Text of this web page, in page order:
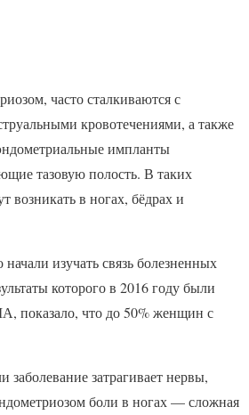
часто сталкиваются с
кровотечениями, а также
импланты
тазовую полость. В таких
возникать в ногах, бёдрах и
изучать связь болезненных
которого в 2016 году были
показало, что до 50% женщин с
затрагивает нервы,
боли в ногах — сложная